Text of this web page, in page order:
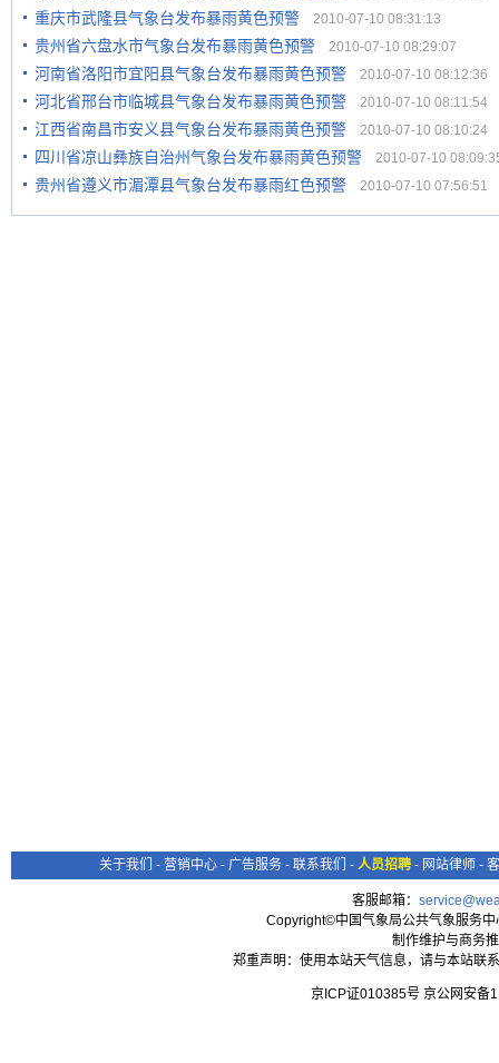
重庆市武隆县气象台发布暴雨黄色预警 2010-07-10 08:31:13
贵州省六盘水市气象台发布暴雨黄色预警 2010-07-10 08:29:07
河南省洛阳市宜阳县气象台发布暴雨黄色预警 2010-07-10 08:12:36
河北省邢台市临城县气象台发布暴雨黄色预警 2010-07-10 08:11:54
江西省南昌市安义县气象台发布暴雨黄色预警 2010-07-10 08:10:24
四川省凉山彝族自治州气象台发布暴雨黄色预警 2010-07-10
贵州省遵义市湄潭县气象台发布暴雨红色预警 2010-07-10 07:56:51
关于我们 - 营销中心 - 广告服务 - 联系我们 - 人员招聘 - 网站律师 -
客服邮箱：
Copyright©中国气象局公共气象服务
制作维护与商务
郑重声明：使用本站天气信息，请与本站联
京ICP证010385号 京公网安备